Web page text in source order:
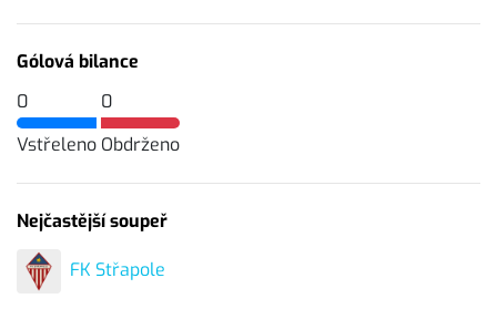
Gólová bilance
0
Vstřeleno
0
Obdrženo
Nejčastější soupeř
FK Střapole